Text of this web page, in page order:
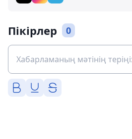
Пікірлер 0